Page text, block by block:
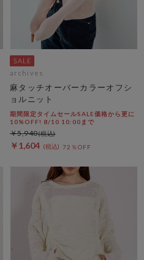
archives
麻タッチオーバーカラーオフシ
ョルニット
期間限定タイムセールSALE価格から更に
10%OFF! 8/10 10:00まで
￥1,604 72％OFF
￥5,940